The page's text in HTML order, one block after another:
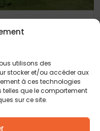
utilisons des
stocker et/ou accéder aux
à ces technologies
que le comportement
sur ce site.
à La Force